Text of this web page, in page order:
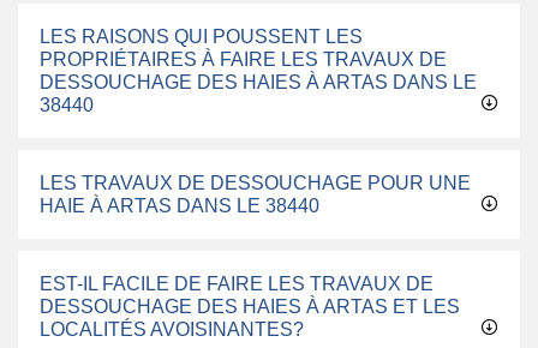
LES RAISONS QUI POUSSENT LES
PROPRIÉTAIRES À FAIRE LES TRAVAUX DE
DESSOUCHAGE DES HAIES À ARTAS DANS LE
38440
LES TRAVAUX DE DESSOUCHAGE POUR UNE
HAIE À ARTAS DANS LE 38440
EST-IL FACILE DE FAIRE LES TRAVAUX DE
DESSOUCHAGE DES HAIES À ARTAS ET LES
LOCALITÉS AVOISINANTES?